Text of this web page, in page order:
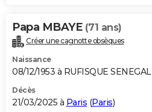
Papa MBAYE (71 ans)
Créer une cagnotte obsèques
Naissance
08/12/1953 à RUFISQUE SENEGAL
Décès
21/03/2025 à Paris (Paris)